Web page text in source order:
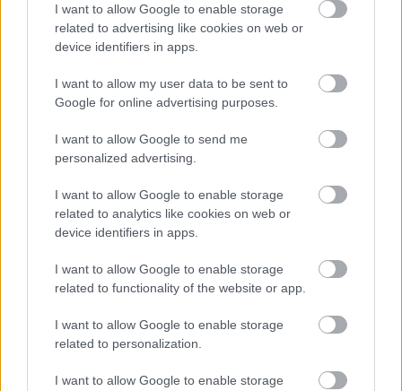
I want to allow Google to enable storage
related to advertising like cookies on web or
device identifiers in apps.
I want to allow my user data to be sent to
Google for online advertising purposes.
I want to allow Google to send me
personalized advertising.
I want to allow Google to enable storage
related to analytics like cookies on web or
device identifiers in apps.
I want to allow Google to enable storage
related to functionality of the website or app.
I want to allow Google to enable storage
related to personalization.
I want to allow Google to enable storage
vibrációvizsgálat kalibrált hangvillával,
nyomás/tapintás érzékelés monofilamenttel és
hőérzékelés Tip Therm-mel.
Ellenőrzi a körmöket, hogy látható-e pl.
körömgomba, körömhiány, gyulladás.
is gombás elváltozásokat, tyúkszemet keres.
Ellenőrzi, hogy vannak-e sebek, sérülések,
bőrkeményedések a lábon.
Lábápolás 6 lépésben
lépés: vizsgálat
A legfontosabb a rutin, mindennap ugyanabban az
időben végezzen lábvizsgálatot! Így megszokja,
természetessé válik, és nem kerüli el a figyelmét a
oda a talpra és az ujjközökre. Ha nehezen tud